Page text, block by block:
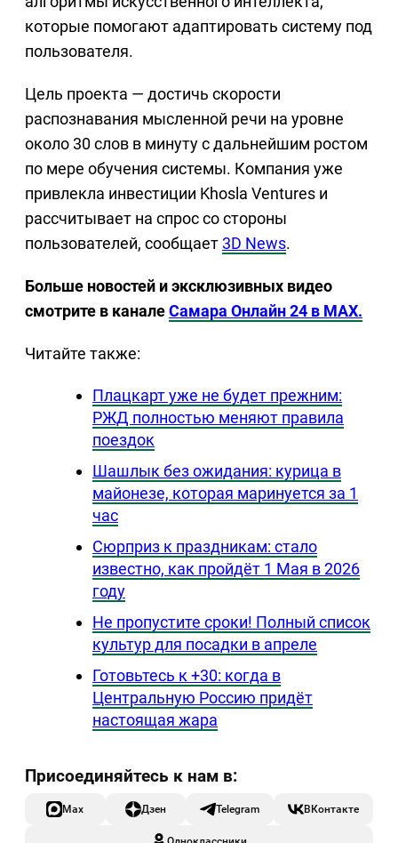
которые помогают адаптировать систему под
пользователя.
Цель проекта — достичь скорости
распознавания мысленной речи на уровне
около 30 слов в минуту с дальнейшим ростом
по мере обучения системы. Компания уже
привлекла инвестиции Khosla Ventures и
рассчитывает на спрос со стороны
пользователей, сообщает 3D News.
Больше новостей и эксклюзивных видео
смотрите в каналеСамара Онлайн 24 в MAX.
Читайте также:
Плацкарт уже не будет прежним:
РЖД полностью меняют правила
поездок
Шашлык без ожидания: курица в
майонезе, которая маринуется за 1
час
Сюрприз к праздникам: стало
известно, как пройдёт 1 Мая в 2026
году
Не пропустите сроки! Полный список
культур для посадки в апреле
Готовьтесь к +30: когда в
Центральную Россию придёт
настоящая жара
Max Дзен Telegram ВКонтакте